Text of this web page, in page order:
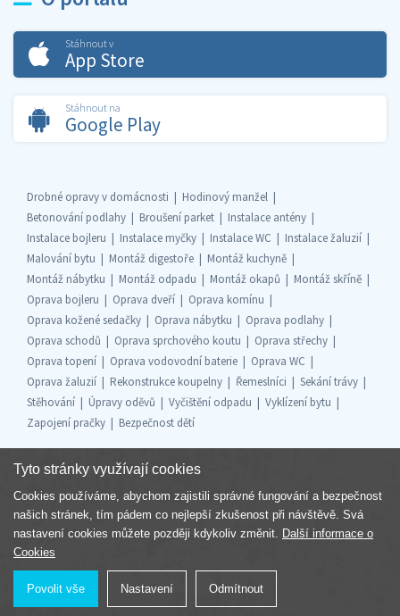
Stáhnout v
App Store
Stáhnout na
Google Play
Drobné opravy v domácnosti
Hodinový manžel
Betonování podlahy
Broušení parket
Instalace antény
Instalace bojleru
Instalace myčky Instalace WC
Instalace žaluzií
Malování bytu
Montáž digestoře
Montáž kuchyně
Montáž nábytku
Montáž odpadu Montáž okapů
Montáž skříně
Oprava bojleru
Oprava dveří
Oprava komínu
Oprava kožené sedačky
Oprava nábytku
Oprava podlahy
Oprava schodů
Oprava sprchového koutu
Oprava střechy
Oprava topení
Oprava vodovodní baterie
Oprava WC
Oprava žaluzií
Rekonstrukce koupelny Řemeslníci
Sekání trávy
Stěhování
Úpravy oděvů Vyčištění odpadu
Vyklízení bytu
Zapojení pračky
Bezpečnost dětí
Součást skupiny
Tyto stránky využívají cookies
Cookies používáme, abychom zajistili správné fungování a bezpečnost
našich stránek, tím pádem co nejlepší zkušenost při návštěvě. Svá
nastavení cookies můžete později kdykoliv změnit. Další informace o
Cookies
Povolit vše Nastavení Odmítnout